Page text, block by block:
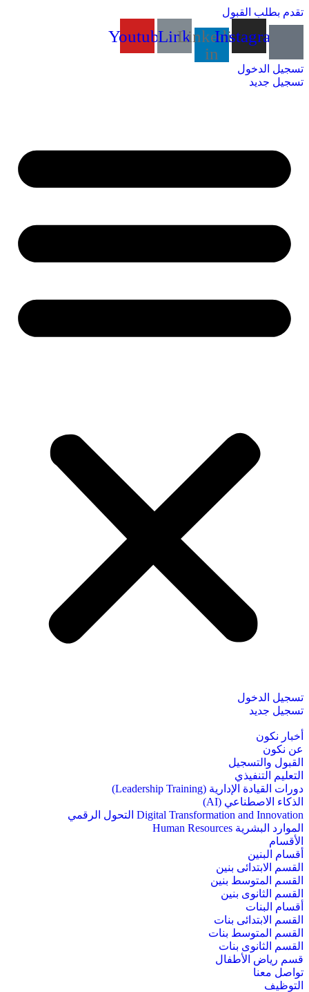
تقدم بطلب القبول
Instagram
Linkedin-
in
Link
Youtube
تسجيل الدخول
تسجيل جديد
تسجيل الدخول
تسجيل جديد
أخبار نكون
عن نكون
القبول والتسجيل
التعليم التنفيذي
دورات القيادة الإدارية (Leadership Training)
الذكاء الاصطناعي (AI)
Digital Transformation and Innovation التحول الرقمي
الموارد البشرية Human Resources
الأقسام
أقسام البنين
القسم الابتدائى بنين
القسم المتوسط بنين
القسم الثانوى بنين
أقسام البنات
القسم الابتدائى بنات
القسم المتوسط بنات
القسم الثانوى بنات
قسم رياض الأطفال
تواصل معنا
التوظيف